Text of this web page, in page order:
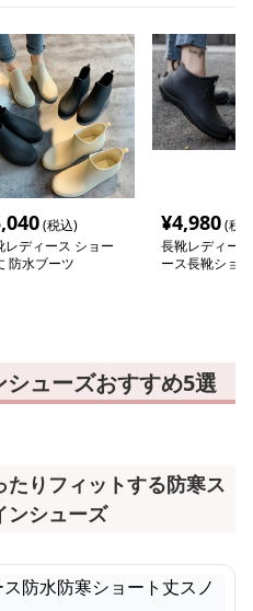
(税込)
レディース ショー
防水ブーツ
¥4,980(税
長靴レディー
ース長靴ショ
ューズおすすめ5選
りフィットする防寒ス
ンシューズ